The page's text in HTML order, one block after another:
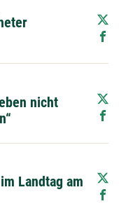
nicht
Landtag am